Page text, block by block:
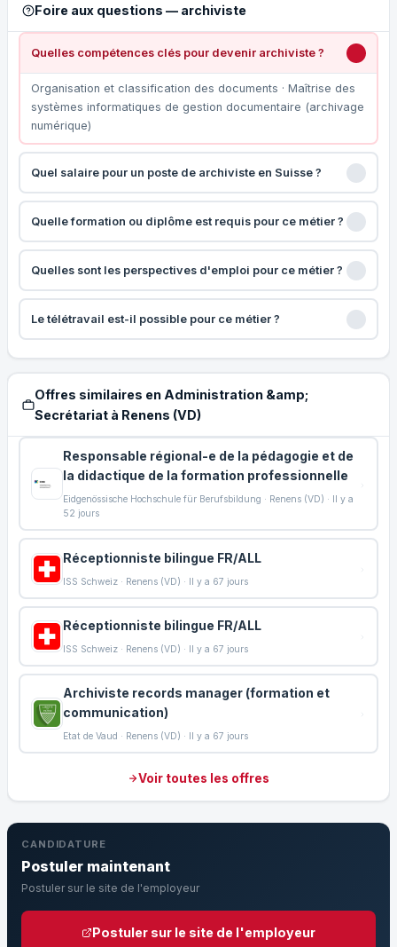
Foire aux questions — archiviste
Quelles compétences clés pour devenir archiviste ?
Organisation et classification des documents · Maîtrise des
systèmes informatiques de gestion documentaire (archivage
numérique)
Quel salaire pour un poste de archiviste en Suisse ?
Quelle formation ou diplôme est requis pour ce métier ?
Quelles sont les perspectives d'emploi pour ce métier ?
Le télétravail est-il possible pour ce métier ?
Offres similaires en Administration &amp;
Secrétariat à Renens (VD)
Responsable régional-e de la pédagogie et de
la didactique de la formation professionnelle
Eidgenössische Hochschule für Berufsbildung · Renens (VD) · Il y a
52 jours
Réceptionniste bilingue FR/ALL
ISS Schweiz · Renens (VD) · Il y a 67 jours
Réceptionniste bilingue FR/ALL
ISS Schweiz · Renens (VD) · Il y a 67 jours
Archiviste records manager (formation et
communication)
Etat de Vaud · Renens (VD) · Il y a 67 jours
Voir toutes les offres
CANDIDATURE
Postuler maintenant
Postuler sur le site de l'employeur
Postuler sur le site de l'employeur